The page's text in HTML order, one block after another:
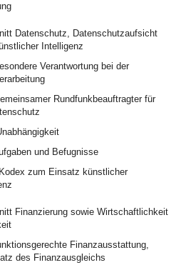
Datenschutz, Datenschutzaufsicht
Intelligenz
Verantwortung bei der
Rundfunkbeauftragter für
und Befugnisse
zum Einsatz künstlicher
Finanzierung sowie Wirtschaftlichkeit
Finanzausstattung,
des Finanzausgleichs